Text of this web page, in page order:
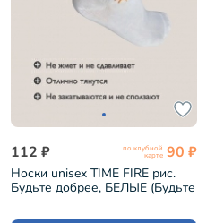
112 ₽ по клубной
карте 90 ₽
Носки unisex TIME FIRE рис.
Будьте добрее, БЕЛЫЕ (Будьте